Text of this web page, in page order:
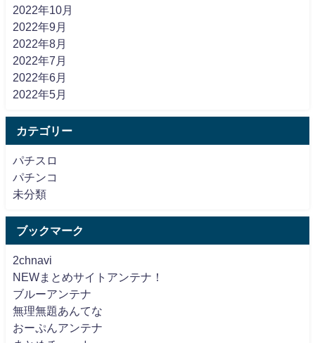
2022年10月
2022年9月
2022年8月
2022年7月
2022年6月
2022年5月
カテゴリー
パチスロ
パチンコ
未分類
ブックマーク
2chnavi
NEWまとめサイトアンテナ！
ブルーアンテナ
無理無題あんてな
おーぷんアンテナ